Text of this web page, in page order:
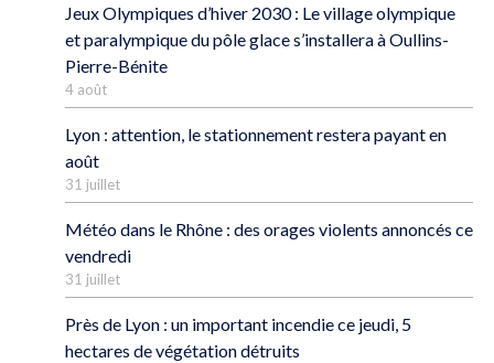
Jeux Olympiques d’hiver 2030 : Le village olympique
et paralympique du pôle glace s’installera à Oullins-
Pierre-Bénite
4 août
Lyon : attention, le stationnement restera payant en
août
31 juillet
Météo dans le Rhône : des orages violents annoncés ce
vendredi
31 juillet
Près de Lyon : un important incendie ce jeudi, 5
hectares de végétation détruits